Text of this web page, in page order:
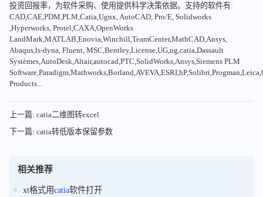
投资回报率，为软件采购、使用提供科学决策依据。支持的软件有:
CAD,CAE,PDM,PLM,Catia,Ugnx, AutoCAD, Pro/E, Solidworks
,Hyperworks, Protel,CAXA,OpenWorks
LandMark,MATLAB,Enovia,Winchill,TeamCenter,MathCAD,Ansys,
Abaqus,ls-dyna, Fluent, MSC,Bentley,License,UG,ug,catia,Dassault
Systèmes,AutoDesk,Altair,autocad,PTC,SolidWorks,Ansys,Siemens PLM
Products...
上一篇: catia二维图转excel
下一篇: catia转低版本保留参数
相关推荐
xt格式用catia软件打开